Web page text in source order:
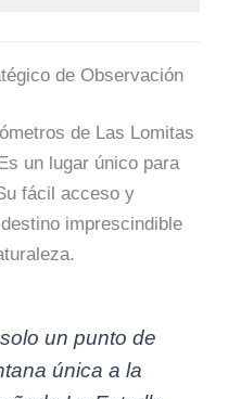
de Observación
de Las Lomitas
un lugar único para
fácil acceso y
imprescindible
un punto de
única a la